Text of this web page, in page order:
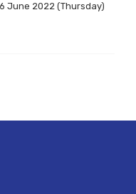
June 2022 (Thursday)